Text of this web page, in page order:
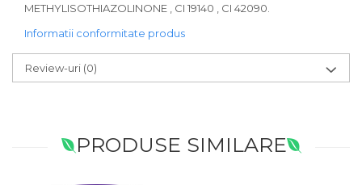
METHYLISOTHIAZOLINONE , CI 19140 , CI 42090.
Informatii conformitate produs
Review-uri (0)
PRODUSE SIMILARE